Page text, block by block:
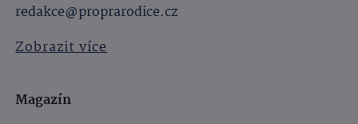
redakce@proprarodice.cz
Zobrazit více
Magazín